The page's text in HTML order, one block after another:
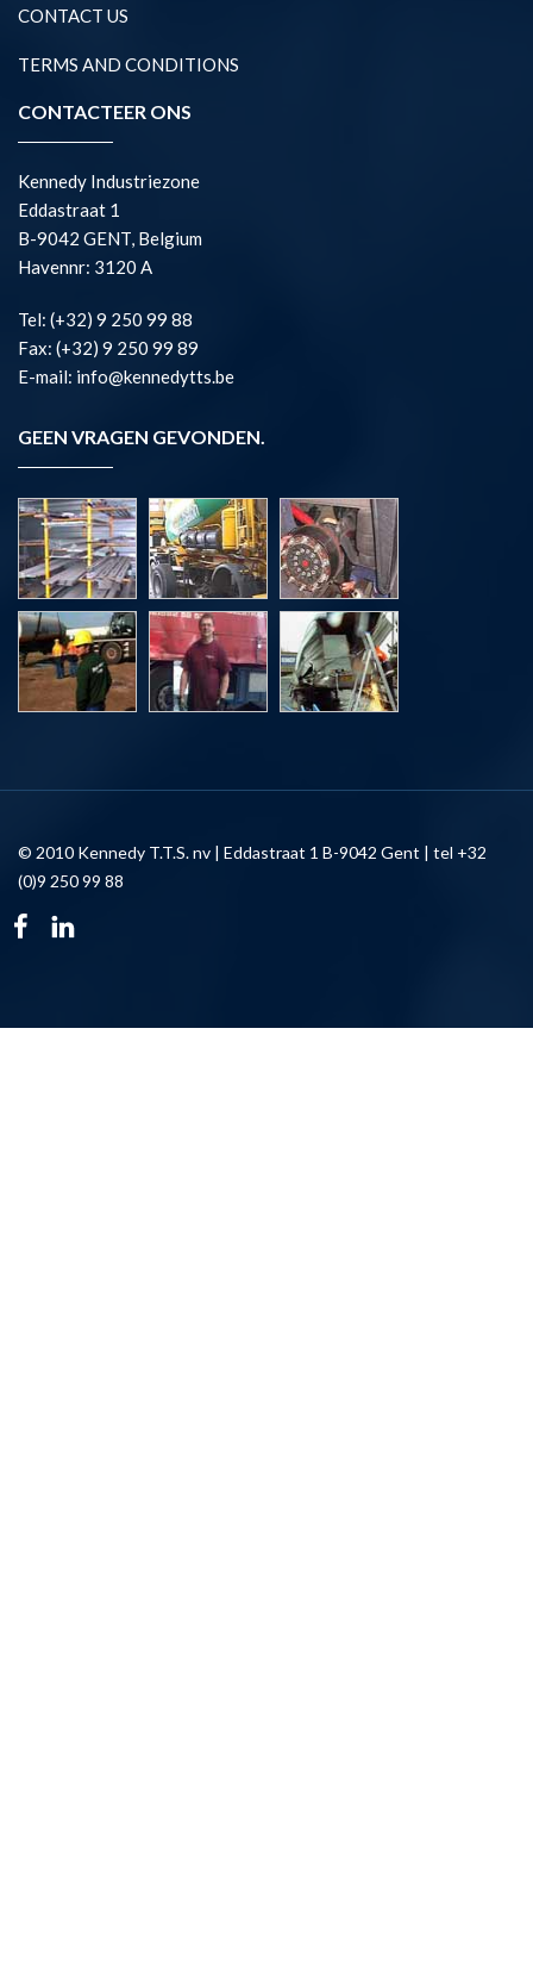
CONTACT US
TERMS AND CONDITIONS
CONTACTEER ONS
Kennedy Industriezone
Eddastraat 1
B-9042 GENT, Belgium
Havennr: 3120 A
Tel: (+32) 9 250 99 88
Fax: (+32) 9 250 99 89
E-mail: info@kennedytts.be
GEEN VRAGEN GEVONDEN.
© 2010 Kennedy T.T.S. nv | Eddastraat 1 B-9042 Gent | tel +32
(0)9 250 99 88